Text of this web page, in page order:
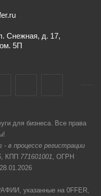
Снежная, д. 17,
5П
для бизнеса. Все права
- в процессе регистрации
, КПП 771601001, ОГРН
указанные на 0FFER,